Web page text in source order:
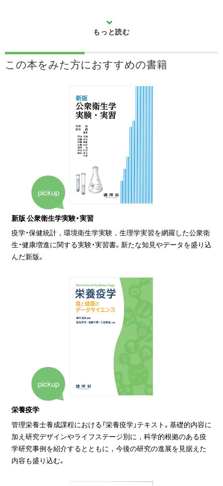
この本をみた方に おすすめの書籍
pickup
新版 公衆衛生学実験・実習
疫学・保健統計，環境衛生学実験，生理学実習を網羅した公衆衛
生・健康増進に関する実験・実習書。新たな知見やデータを盛り込
んだ新版。
pickup
栄養疫学
管理栄養士養成課程における「栄養疫学」テキスト。基礎的内容に
加え研究デザインやライフステージ別に，科学的根拠のある疫
学研究事例を紹介するとともに，今後の研究の進展を見据えた
内容も盛り込む。